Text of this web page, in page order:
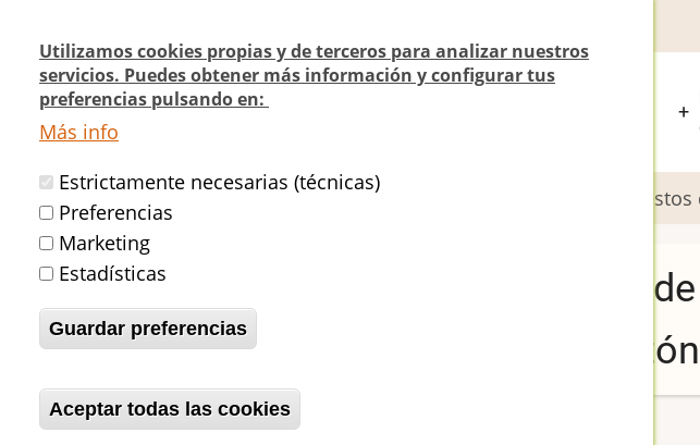
Utilizamos cookies propias y de terceros para analizar nuestros
servicios. Puedes obtener más información y configurar tus
preferencias pulsando en:
Más info
Estrictamente necesarias (técnicas)
Preferencias
Marketing
Estadísticas
Guardar preferencias
Aceptar todas las cookies
Revocar consentimiento
contenido
principal
Navegación
Actualidad
Inicio Restauración de la ermita donde descansan los
Restauración de la ermita
Rucoba, el arquitecto del
betijaimadrid
Mié, 30/04/2025 - 22:30